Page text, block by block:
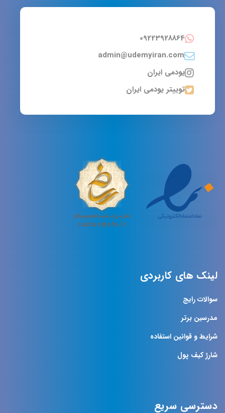
09223928864
admin@udemyiran.com
یودمی ایران
توییتر یودمی ایران
لینک های کاربردی
سوالات رایج
مدرسین برتر
شرایط و قوانین استفاده
شارژ کیف پول
دسترسی سریع